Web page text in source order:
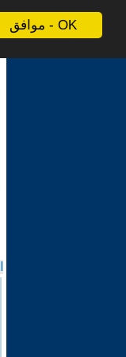
موافق - OK